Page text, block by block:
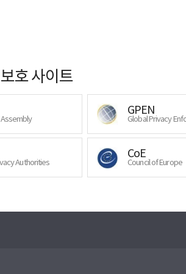
호 사이트
GPEN
Global Privacy
Authorities
CoE
Council of Europe